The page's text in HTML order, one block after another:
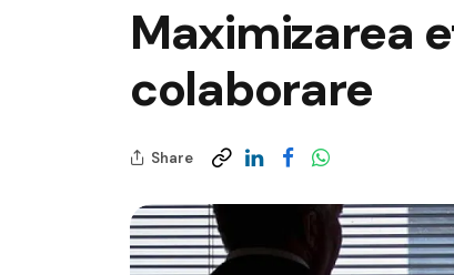
Maximizarea
colaborare
Share